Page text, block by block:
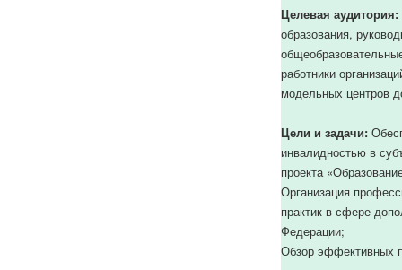
Целевая аудитория:
образования,
работники
модельных центров
Цели и задачи:
инвалидностью в
проекта
Организация
практик в сфере
Федерации;
Обзор эффективных